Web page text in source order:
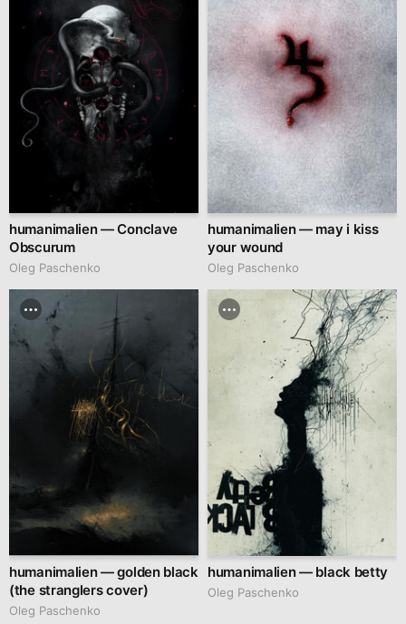
humanimalien — Conclave
Obscurum
Oleg Paschenko
humanimalien — may i kiss
your wound
Oleg Paschenko
humanimalien — golden black
(the stranglers cover)
Oleg Paschenko
humanimalien — black betty
Oleg Paschenko